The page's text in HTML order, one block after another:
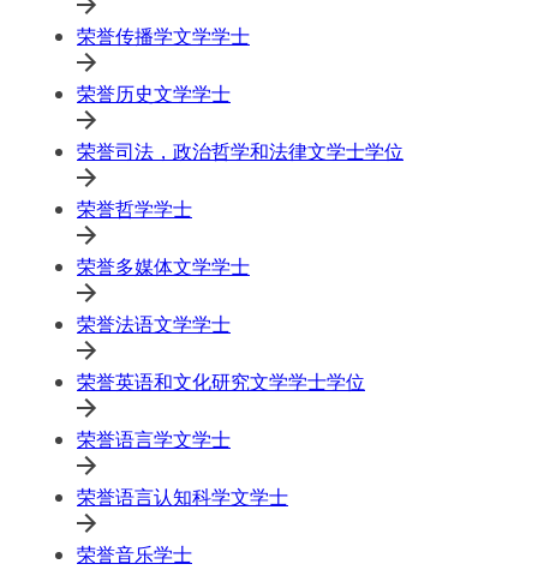
荣誉传播学文学学士
荣誉历史文学学士
荣誉司法，政治哲学和法律文学士学位
荣誉哲学学士
荣誉多媒体文学学士
荣誉法语文学学士
荣誉英语和文化研究文学学士学位
荣誉语言学文学士
荣誉语言认知科学文学士
荣誉音乐学士